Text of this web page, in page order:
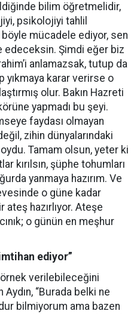
bilim öğretmelidir,
psikolojiyi tahlil
böyle mücadele ediyor, sen
edeceksin. Şimdi eğer biz
anlamazsak, tutup da
yıkmaya karar verirse o
olur. Bakın Hazreti
yapmadı bu şeyi.
faydası olmayan
zihin dünyalarındaki
oydu. Tamam olsun, yeter ki
kırılsın, şüphe tohumları
yanmaya hazırım. Ve
o güne kadar
hazırlıyor. Ateşe
o günün en meşhur
ediyor”
örnek verilebileceğini
“Burada belki ne
bilmiyorum ama bazen